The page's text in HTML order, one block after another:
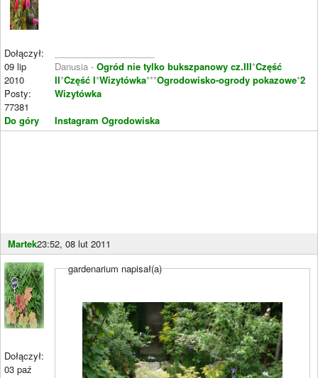
Dołączył:
09 lip
2010
Posty:
77381
Do góry
Danusia - Ogród nie tylko bukszpanowy cz.III*Część
II*Część I*Wizytówka***Ogrodowisko-ogrody pokazowe*2
Wizytówka
Instagram Ogrodowiska
Martek23:52, 08 lut 2011
Dołączył:
03 paź
gardenarium napisał(a)